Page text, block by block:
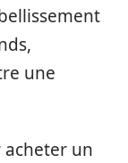
une
acheter un